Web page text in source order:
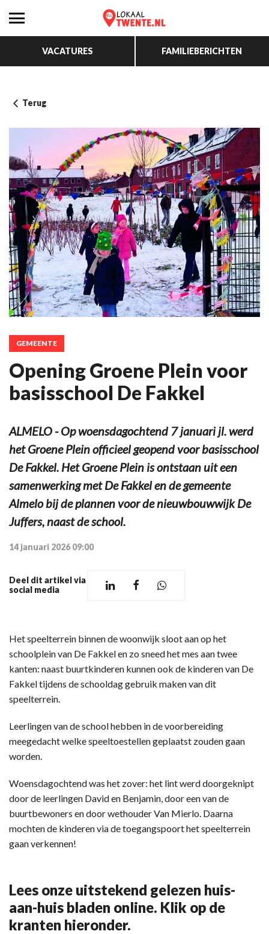
VACATURES FAMILIEBERICHTEN
Terug
GEMEENTE
Opening Groene Plein voor
basisschool De Fakkel
ALMELO - Op woensdagochtend 7 januari jl. werd
het Groene Plein officieel geopend voor basisschool
De Fakkel. Het Groene Plein is ontstaan uit een
samenwerking met De Fakkel en de gemeente
Almelo bij de plannen voor de nieuwbouwwijk De
Juffers, naast de school.
14 januari 2026 09:00
Deel dit artikel via
social media
Het speelterrein binnen de woonwijk sloot aan op het
schoolplein van De Fakkel en zo sneed het mes aan twee
kanten: naast buurtkinderen kunnen ook de kinderen van De
Fakkel tijdens de schooldag gebruik maken van dit
speelterrein.
Leerlingen van de school hebben in de voorbereiding
meegedacht welke speeltoestellen geplaatst zouden gaan
worden.
Woensdagochtend was het zover: het lint werd doorgeknipt
door de leerlingen David en Benjamin, door een van de
buurtbewoners en door wethouder Van Mierlo. Daarna
mochten de kinderen via de toegangspoort het speelterrein
gaan verkennen!
Lees onze uitstekend gelezen huis-
aan-huis bladen online. Klik op de
kranten hieronder.